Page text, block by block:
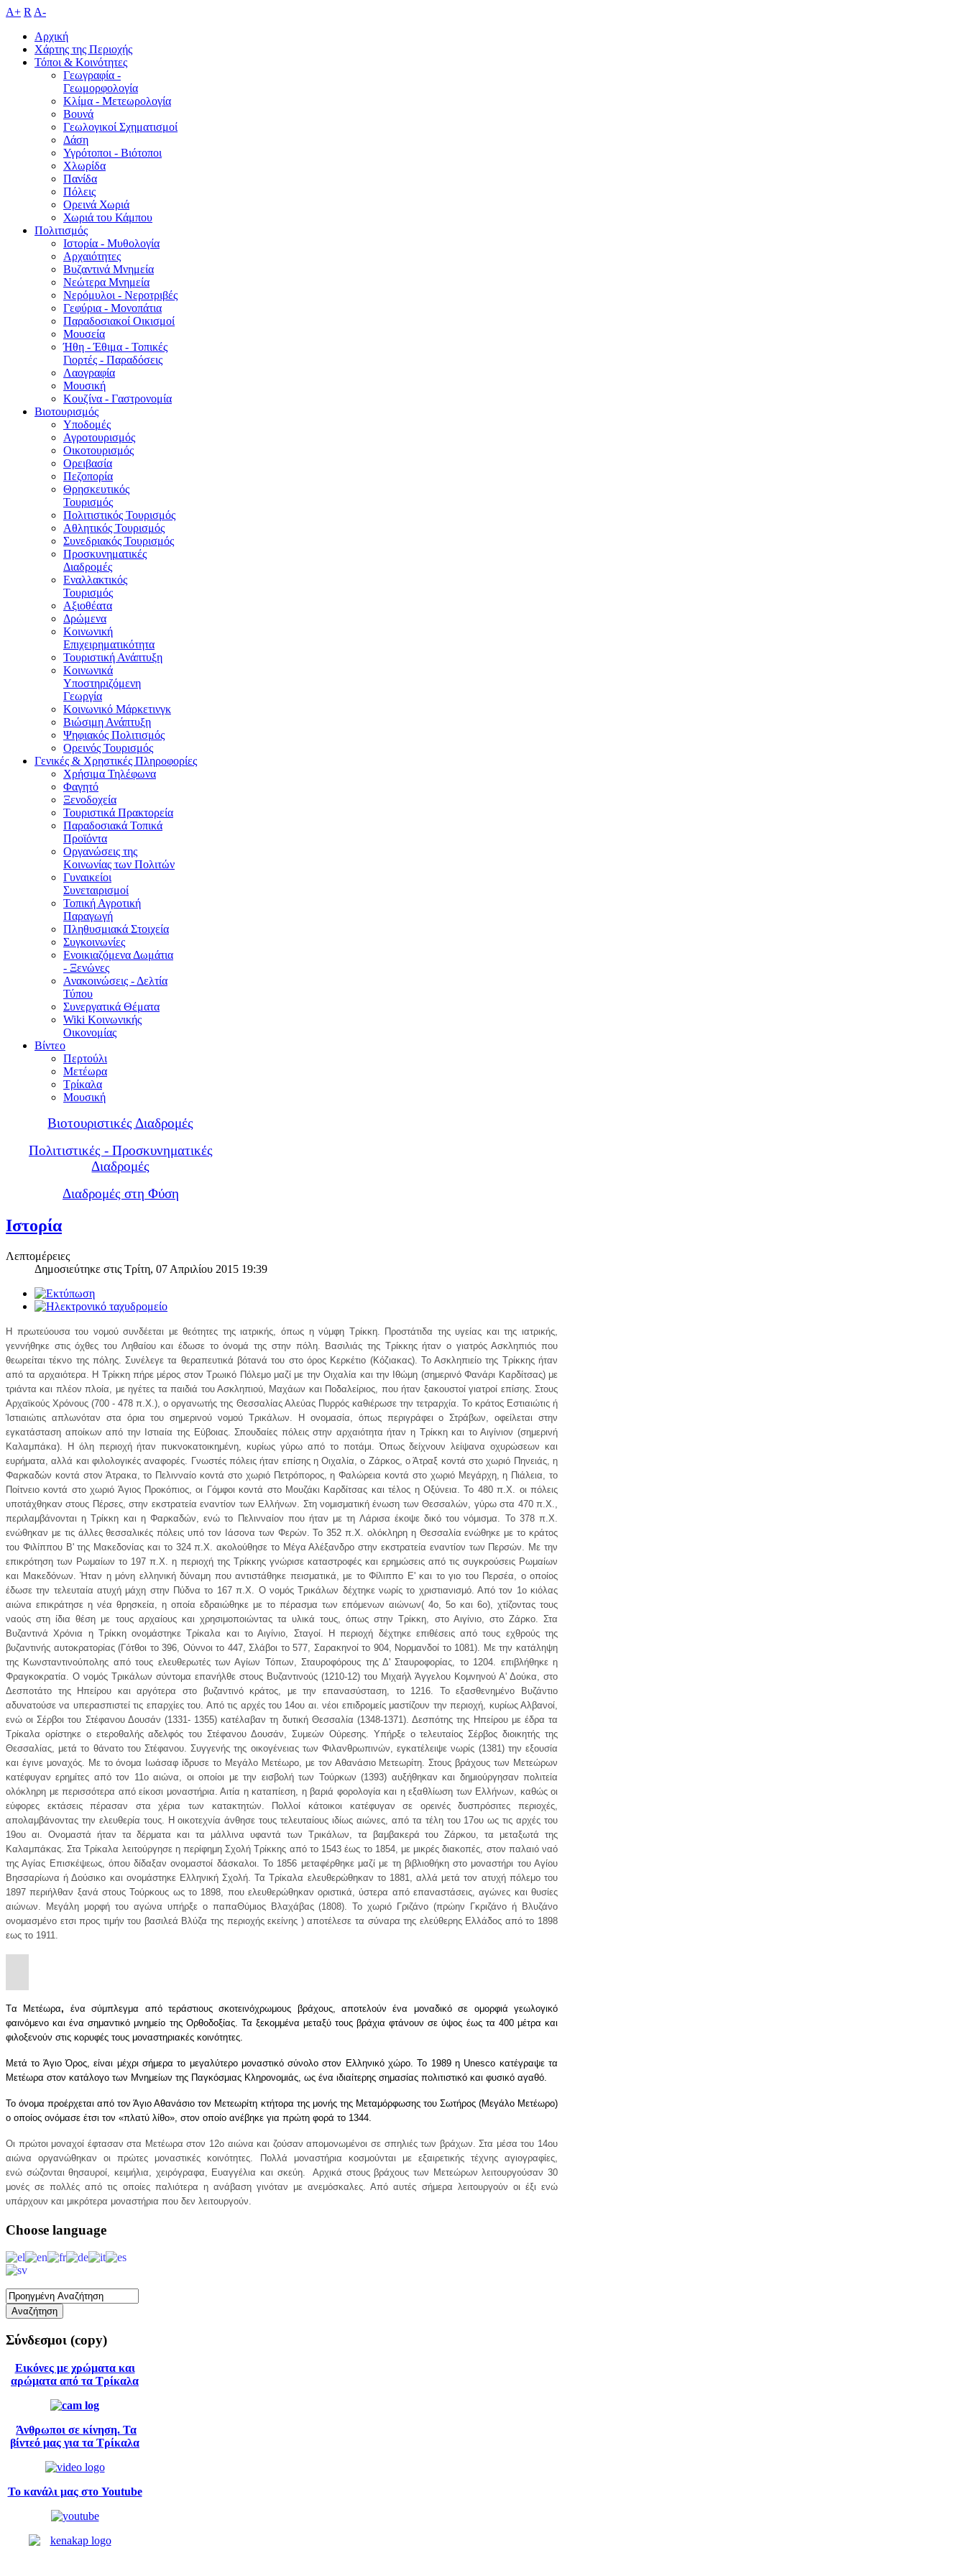
A+ R A-
Αρχική
Χάρτης της Περιοχής
Τόποι & Κοινότητες
Γεωγραφία -
Γεωμορφολογία
Κλίμα - Mετεωρολογία
Βουνά
Γεωλογικοί Σχηματισμοί
Δάση
Υγρότοποι - Βιότοποι
Χλωρίδα
Πανίδα
Πόλεις
Ορεινά Χωριά
Χωριά του Κάμπου
Πολιτισμός
Ιστορία - Μυθολογία
Αρχαιότητες
Βυζαντινά Μνημεία
Νεώτερα Μνημεία
Νερόμυλοι - Nεροτριβές
Γεφύρια - Μονοπάτια
Παραδοσιακοί Οικισμοί
Μουσεία
Ήθη - Έθιμα - Τοπικές
Γιορτές - Παραδόσεις
Λαογραφία
Μουσική
Κουζίνα - Γαστρονομία
Βιοτουρισμός
Υποδομές
Αγροτουρισμός
Οικοτουρισμός
Ορειβασία
Πεζοπορία
Θρησκευτικός
Τουρισμός
Πολιτιστικός Τουρισμός
Αθλητικός Τουρισμός
Συνεδριακός Τουρισμός
Προσκυνηματικές
Διαδρομές
Εναλλακτικός
Τουρισμός
Αξιοθέατα
Δρώμενα
Κοινωνική
Επιχειρηματικότητα
Τουριστική Ανάπτυξη
Κοινωνικά
Υποστηριζόμενη
Γεωργία
Κοινωνικό Μάρκετινγκ
Βιώσιμη Ανάπτυξη
Ψηφιακός Πολιτισμός
Ορεινός Τουρισμός
Γενικές & Χρηστικές Πληροφορίες
Χρήσιμα Τηλέφωνα
Φαγητό
Ξενοδοχεία
Τουριστικά Πρακτορεία
Παραδοσιακά Τοπικά
Προϊόντα
Οργανώσεις της
Κοινωνίας των Πολιτών
Γυναικείοι
Συνεταιρισμοί
Τοπική Αγροτική
Παραγωγή
Πληθυσμιακά Στοιχεία
Συγκοινωνίες
Ενοικιαζόμενα Δωμάτια
- Ξενώνες
Ανακοινώσεις - Δελτία
Τύπου
Συνεργατικά Θέματα
Wiki Κοινωνικής
Οικονομίας
Βίντεο
Περτούλι
Μετέωρα
Τρίκαλα
Μουσική
Βιοτουριστικές Διαδρομές
Πολιτιστικές - Προσκυνηματικές
Διαδρομές
Διαδρομές στη Φύση
Ιστορία
Λεπτομέρειες
Δημοσιεύτηκε στις Τρίτη, 07 Απριλίου 2015 19:39
Η πρωτεύουσα του νομού συνδέεται με θεότητες της ιατρικής, όπως η νύμφη Τρίκκη. Προστάτιδα της υγείας και της ιατρικής,
γεννήθηκε στις όχθες του Ληθαίου και έδωσε το όνομά της στην πόλη. Βασιλιάς της Τρίκκης ήταν ο γιατρός Ασκληπιός που
θεωρείται τέκνο της πόλης. Συνέλεγε τα θεραπευτικά βότανά του στο όρος Κερκέτιο (Κόζιακας). Το Ασκληπιείο της Τρίκκης ήταν
από τα αρχαιότερα. Η Τρίκκη πήρε μέρος στον Τρωικό Πόλεμο μαζί με την Οιχαλία και την Ιθώμη (σημερινό Φανάρι Καρδίτσας) με
τριάντα και πλέον πλοία, με ηγέτες τα παιδιά του Ασκληπιού, Μαχάων και Ποδαλείριος, που ήταν ξακουστοί γιατροί επίσης. Στους
Αρχαϊκούς Χρόνους (700 - 478 π.Χ.), ο οργανωτής της Θεσσαλίας Αλεύας Πυρρός καθιέρωσε την τετραρχία. Το κράτος Εστιαιώτις ή
Ίστιαιώτις απλωνόταν στα όρια του σημερινού νομού Τρικάλων. Η ονομασία, όπως περιγράφει ο Στράβων, οφείλεται στην
εγκατάσταση αποίκων από την Ιστιαία της Εύβοιας. Σπουδαίες πόλεις στην αρχαιότητα ήταν η Τρίκκη και το Αιγίνιον (σημερινή
Καλαμπάκα). Η όλη περιοχή ήταν πυκνοκατοικημένη, κυρίως γύρω από το ποτάμι. Όπως δείχνουν λείψανα οχυρώσεων και
ευρήματα, αλλά και φιλολογικές αναφορές. Γνωστές πόλεις ήταν επίσης η Οιχαλία, ο Ζάρκος, ο Άτραξ κοντά στο χωριό Πηνειάς, η
Φαρκαδών κοντά στον Άτρακα, το Πελινναίο κοντά στο χωριό Πετρόπορος, η Φαλώρεια κοντά στο χωριό Μεγάρχη, η Πιάλεια, το
Ποίτνειο κοντά στο χωριό Άγιος Προκόπιος, οι Γόμφοι κοντά στο Μουζάκι Καρδίτσας και τέλος η Οξύνεια. Το 480 π.Χ. οι πόλεις
υποτάχθηκαν στους Πέρσες, στην εκστρατεία εναντίον των Ελλήνων. Στη νομισματική ένωση των Θεσσαλών, γύρω στα 470 π.Χ.,
περιλαμβάνονται η Τρίκκη και η Φαρκαδών, ενώ το Πελινναίον που ήταν με τη Λάρισα έκοψε δικό του νόμισμα. Το 378 π.Χ.
ενώθηκαν με τις άλλες θεσσαλικές πόλεις υπό τον Ιάσονα των Φερών. Το 352 π.Χ. ολόκληρη η Θεσσαλία ενώθηκε με το κράτος
του Φιλίππου Β' της Μακεδονίας και το 324 π.Χ. ακολούθησε το Μέγα Αλέξανδρο στην εκστρατεία εναντίον των Περσών. Με την
επικρότηση των Ρωμαίων το 197 π.Χ. η περιοχή της Τρίκκης γνώρισε καταστροφές και ερημώσεις από τις συγκρούσεις Ρωμαίων
και Μακεδόνων. Ήταν η μόνη ελληνική δύναμη που αντιστάθηκε πεισματικά, με το Φίλιππο Ε' και το γιο του Περσέα, ο οποίος
έδωσε την τελευταία ατυχή μάχη στην Πύδνα το 167 π.Χ. Ο νομός Τρικάλων δέχτηκε νωρίς το χριστιανισμό. Από τον 1ο κιόλας
αιώνα επικράτησε η νέα θρησκεία, η οποία εδραιώθηκε με το πέρασμα των επόμενων αιώνων( 4ο, 5ο και 6ο), χτίζοντας τους
ναούς στη ίδια θέση με τους αρχαίους και χρησιμοποιώντας τα υλικά τους, όπως στην Τρίκκη, στο Αιγίνιο, στο Ζάρκο. Στα
Βυζαντινά Χρόνια η Τρίκκη ονομάστηκε Τρίκαλα και το Αιγίνιο, Σταγοί. Η περιοχή δέχτηκε επιθέσεις από τους εχθρούς της
βυζαντινής αυτοκρατορίας (Γότθοι το 396, Ούννοι το 447, Σλάβοι το 577, Σαρακηνοί το 904, Νορμανδοί το 1081). Με την κατάληψη
της Κωνσταντινούπολης από τους ελευθερωτές των Αγίων Τόπων, Σταυροφόρους της Δ' Σταυροφορίας, το 1204. επιβλήθηκε η
Φραγκοκρατία. Ο νομός Τρικάλων σύντομα επανήλθε στους Βυζαντινούς (1210-12) του Μιχαήλ Άγγελου Κομνηνού Α' Δούκα, στο
Δεσποτάτο της Ηπείρου και αργότερα στο βυζαντινό κράτος, με την επανασύσταση, το 1216. Το εξασθενημένο Βυζάντιο
αδυνατούσε να υπερασπιστεί τις επαρχίες του. Από τις αρχές του 14ου αι. νέοι επιδρομείς μαστίζουν την περιοχή, κυρίως Αλβανοί,
ενώ οι Σέρβοι του Στέφανου Δουσάν (1331- 1355) κατέλαβαν τη δυτική Θεσσαλία (1348-1371). Δεσπότης της Ηπείρου με έδρα τα
Τρίκαλα ορίστηκε ο ετεροθαλής αδελφός του Στέφανου Δουσάν, Συμεών Ούρεσης. Υπήρξε ο τελευταίος Σέρβος διοικητής της
Θεσσαλίας, μετά το θάνατο του Στέφανου. Συγγενής της οικογένειας των Φιλανθρωπινών, εγκατέλειψε νωρίς (1381) την εξουσία
και έγινε μοναχός. Με το όνομα Ιωάσαφ ίδρυσε το Μεγάλο Μετέωρο, με τον Αθανάσιο Μετεωρίτη. Στους βράχους των Μετεώρων
κατέφυγαν ερημίτες από τον 11ο αιώνα, οι οποίοι με την εισβολή των Τούρκων (1393) αυξήθηκαν και δημιούργησαν πολιτεία
ολόκληρη με περισσότερα από είκοσι μοναστήρια. Αιτία η καταπίεση, η βαριά φορολογία και η εξαθλίωση των Ελλήνων, καθώς οι
εύφορες εκτάσεις πέρασαν στα χέρια των κατακτητών. Πολλοί κάτοικοι κατέφυγαν σε ορεινές δυσπρόσιτες περιοχές,
απολαμβάνοντας την ελευθερία τους. Η οικοτεχνία άνθησε τους τελευταίους ιδίως αιώνες, από τα τέλη του 17ου ως τις αρχές του
19ου αι. Ονομαστά ήταν τα δέρματα και τα μάλλινα υφαντά των Τρικάλων, τα βαμβακερά του Ζάρκου, τα μεταξωτά της
Καλαμπάκας. Στα Τρίκαλα λειτούργησε η περίφημη Σχολή Τρίκκης από το 1543 έως το 1854, με μικρές διακοπές, στον παλαιό ναό
της Αγίας Επισκέψεως, όπου δίδαξαν ονομαστοί δάσκαλοι. Το 1856 μεταφέρθηκε μαζί με τη βιβλιοθήκη στο μοναστήρι του Αγίου
Βησσαρίωνα ή Δούσικο και ονομάστηκε Ελληνική Σχολή. Τα Τρίκαλα ελευθερώθηκαν το 1881, αλλά μετά τον ατυχή πόλεμο του
1897 περιήλθαν ξανά στους Τούρκους ως το 1898, που ελευθερώθηκαν οριστικά, ύστερα από επαναστάσεις, αγώνες και θυσίες
αιώνων. Μεγάλη μορφή του αγώνα υπήρξε ο παπαΘύμιος Βλαχάβας (1808). Το χωριό Γριζάνο (πρώην Γκριζάνο ή Βλυζάνο
ονομασμένο ετσι προς τιμήν του βασιλεά Βλύζα της περιοχής εκείνης ) αποτέλεσε τα σύναρα της ελεύθερης Ελλάδος από το 1898
εως το 1911.
Tα Μετέωρα, ένα σύμπλεγμα από τεράστιους σκοτεινόχρωμους βράχους, αποτελούν ένα μοναδικό σε ομορφιά γεωλογικό
φαινόμενο και ένα σημαντικό μνημείο της Ορθοδοξίας. Τα ξεκομμένα μεταξύ τους βράχια φτάνουν σε ύψος έως τα 400 μέτρα και
φιλοξενούν στις κορυφές τους μοναστηριακές κοινότητες.
Μετά το Άγιο Όρος, είναι μέχρι σήμερα το μεγαλύτερο μοναστικό σύνολο στον Ελληνικό χώρο.Το 1989 η Unesco κατέγραψε τα
Μετέωρα στον κατάλογο των Μνημείων της Παγκόσμιας Κληρονομιάς, ως ένα ιδιαίτερης σημασίας πολιτιστικό και φυσικό αγαθό.
Το όνομα προέρχεται από τον Άγιο Αθανάσιο τον Μετεωρίτη κτήτορα της μονής της Μεταμόρφωσης του Σωτήρος (Μεγάλο Μετέωρο)
ο οποίος ονόμασε έτσι τον «πλατύ λίθο», στον οποίο ανέβηκε για πρώτη φορά το 1344.
Οι πρώτοι μοναχοί έφτασαν στα Μετέωρα στον 12ο αιώνα και ζούσαν απομονωμένοι σε σπηλιές των βράχων. Στα μέσα του 14ου
αιώνα οργανώθηκαν οι πρώτες μοναστικές κοινότητες. Πολλά μοναστήρια κοσμούνται με εξαιρετικής τέχνης αγιογραφίες,
ενώ σώζονται θησαυροί, κειμήλια, χειρόγραφα, Ευαγγέλια και σκεύη. Αρχικά στους βράχους των Μετεώρων λειτουργούσαν 30
μονές σε πολλές από τις οποίες παλιότερα η ανάβαση γινόταν με ανεμόσκαλες. Από αυτές σήμερα λειτουργούν οι έξι ενώ
υπάρχουν και μικρότερα μοναστήρια που δεν λειτουργούν.
Choose language
Σύνδεσμοι (copy)
Εικόνες με χρώματα και
αρώματα από τα Τρίκαλα
Άνθρωποι σε κίνηση. Τα
βίντεό μας για τα Τρίκαλα
Το κανάλι μας στο Youtube